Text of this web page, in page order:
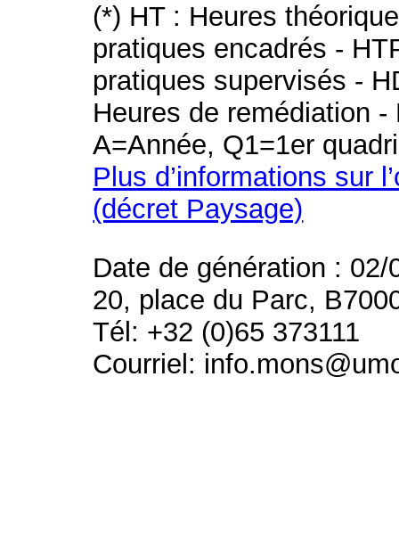
(*) HT : Heures
pratiques encadrés -
pratiques supervisés -
Heures de remédiation
A=Année, Q1=1er
Plus d’informations sur
(décret Paysage)
Date de génération : 02/
20, place du Parc,
Tél: +32 (0)65 373111
Courriel: